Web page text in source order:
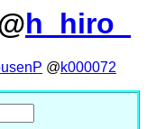
h_hiro_
@k000072